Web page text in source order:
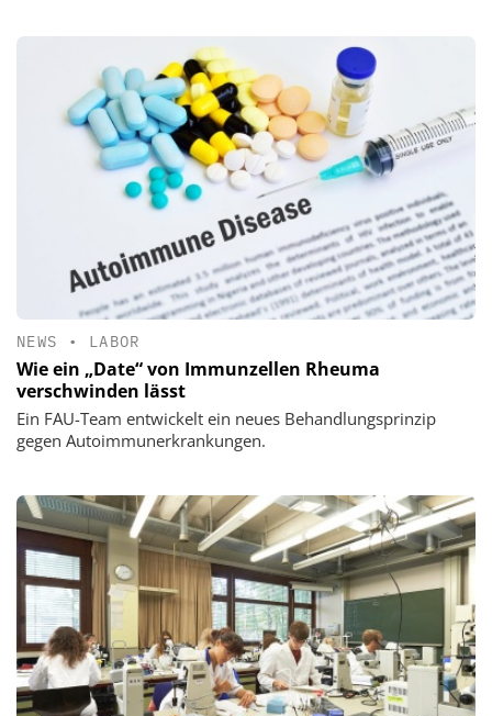
NEWS • LABOR
Wie ein „Date“ von Immunzellen Rheuma
verschwinden lässt
Ein FAU-Team entwickelt ein neues Behandlungsprinzip
gegen Autoimmunerkrankungen.